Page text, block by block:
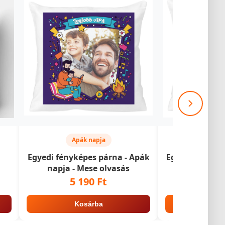
Apák napja
Egyedi fényképes párna - Apák
napja - Mese olvasás
5 190 Ft
Kosárba
Egyedi